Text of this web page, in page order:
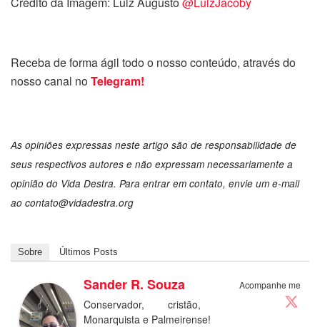
Receba de forma ágil todo o nosso conteúdo, através do
nosso canal noTelegram!
As opiniões expressas neste artigo são de responsabilidade de
seus respectivos autores e não expressam necessariamente a
opinião do Vida Destra. Para entrar em contato, envie um e-mail
ao contato@vidadestra.org
Sobre Últimos Posts
Acompanhe me
Sander R. Souza
Conservador, cristão,
Monarquista e Palmeirense!